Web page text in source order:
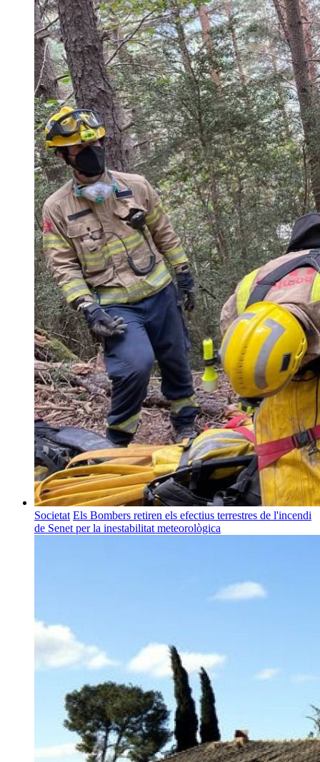
Societat Els Bombers retiren els efectius terrestres de l'incendi
de Senet per la inestabilitat meteorològica